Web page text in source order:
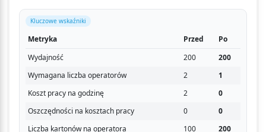
Kluczowe wskaźniki
Metryka Przed
Po
Wydajność
200
200
Wymagana liczba operatorów
2
1
Koszt pracy na godzinę
2
0
Oszczędności na kosztach pracy
0
0
Liczba kartonów na operatora
100 200